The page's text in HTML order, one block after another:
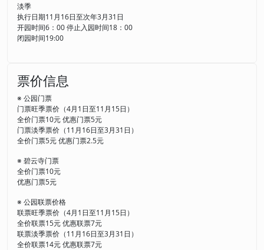
淡季
执行日期11月16日至次年3月31日
开园时间6：00 停止入园时间18：00
闭园时间19:00
票价信息
※ 公园门票
门票旺季票价（4月1日至11月15日）
全价门票10元 优惠门票5元
门票淡季票价（11月16日至3月31日）
全价门票5元 优惠门票2.5元
※ 碧云寺门票
全价门票10元
优惠门票5元
※ 公园联票价格
联票旺季票价（4月1日至11月15日）
全价联票15元 优惠联票7元
联票淡季票价（11月16日至3月31日）
全价联票14元 优惠联票7元